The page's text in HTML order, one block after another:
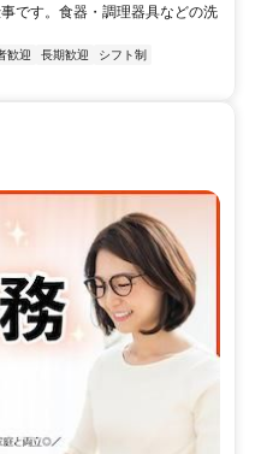
です。食器・調理器具などの洗
歓迎 長期歓迎
シフト制